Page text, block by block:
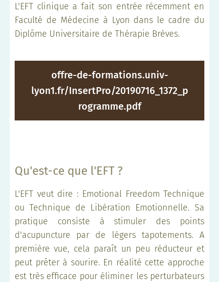
L'EFT clinique a fait son entrée récemment en
Faculté de Médecine à Lyon dans le cadre du
Diplôme Universitaire de Thérapie Brèves.
offre-de-formations.univ-
lyon1.fr/InsertPro/20190716_1372_p
rogramme.pdf
Qu'est-ce que l'EFT ?
L'EFT veut dire : Emotional Freedom Technique
ou Technique de Libération Emotionnelle. Sa
pratique consiste à stimuler des points
d'acupuncture par de légers tapotements. A
première vue, cela paraît un peu réducteur et
peut prêter à sourire. En réalité cette approche
est très efficace pour éliminer les perturbateurs